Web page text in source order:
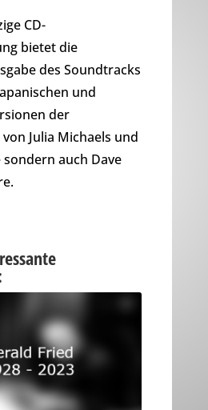
CD-
bietet die
des Soundtracks
und
der
Julia Michaels und
sondern auch Dave